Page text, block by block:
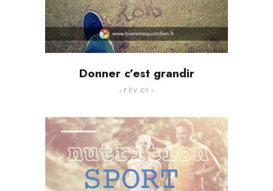
Donner c’est grandir
FÉV 01